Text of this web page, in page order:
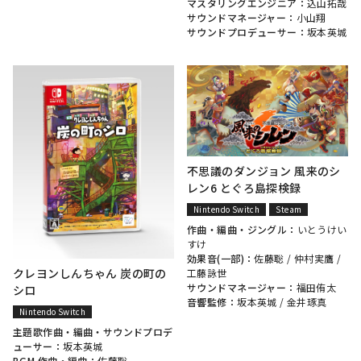
マスタリングエンジニア：込山拓哉
サウンドマネージャー： 小山翔
サウンドプロデューサー：坂本英城
クレヨンしんちゃん 炭の町の
シロ
Nintendo Switch
主題歌作曲・編曲・サウンドプロデ
ューサー：坂本英城
不思議のダンジョン 風来のシ
レン6 とぐろ島探検録
Nintendo Switch Steam
作曲・編曲・ジングル： いとうけい
すけ
効果音(一部)：佐藤聡 / 仲村実鷹 /
工藤詠世
サウンドマネージャー： 福田侑太
音響監修：坂本英城 /金井琢真